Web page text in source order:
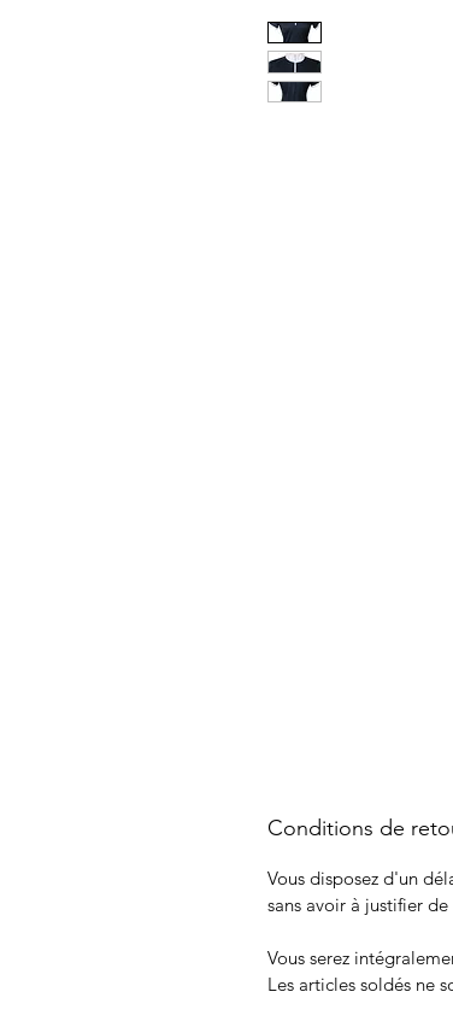
Conditions de
Vous disposez d'un
sans avoir à justifier
Vous serez
Les articles soldés ne